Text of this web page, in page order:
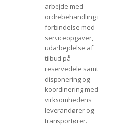
arbejde med
ordrebehandling i
forbindelse med
serviceopgaver,
udarbejdelse af
tilbud på
reservedele samt
disponering og
koordinering med
virksomhedens
leverandører og
transportører.